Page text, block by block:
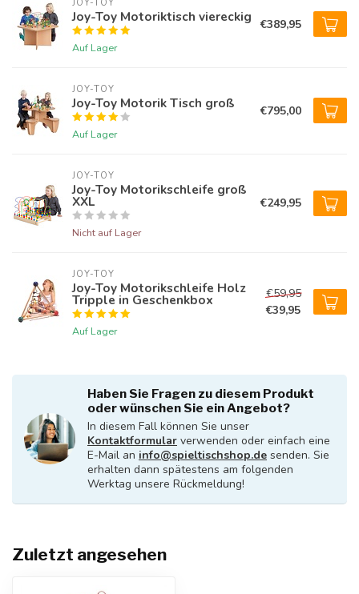
JOY-TOY
Joy-Toy Motoriktisch viereckig
Auf Lager
€389,95
JOY-TOY
Joy-Toy Motorik Tisch groß
Auf Lager
€795,00
JOY-TOY
Joy-Toy Motorikschleife groß
XXL
Nicht auf Lager
€249,95
JOY-TOY
Joy-Toy Motorikschleife Holz
Tripple in Geschenkbox
Auf Lager
€59,95
€39,95
Haben Sie Fragen zu diesem Produkt
oder wünschen Sie ein Angebot?
In diesem Fall können Sie unser
Kontaktformular verwenden oder einfach eine
E-Mail an info@spieltischshop.de senden. Sie
erhalten dann spätestens am folgenden
Werktag unsere Rückmeldung!
Zuletzt angesehen